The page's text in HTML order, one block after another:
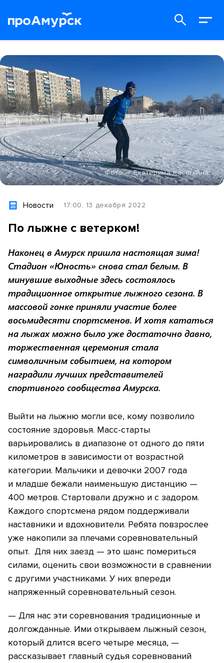
Фото — Екатерина Касаткина
Новости 17:00, 13 декабря 2022
По лыжне с ветерком!
Наконец в Амурск пришла настоящая зима!
Стадион «Юность» снова стал белым. В
минувшие выходные здесь состоялось
традиционное открытие лыжного сезона. В
массовой гонке приняли участие более
восьмидесяти спортсменов. И хотя кататься
на лыжах можно было уже достаточно давно,
торжественная церемония стала
символичным событием, на котором
наградили лучших представителей
спортивного сообщества Амурска.
Выйти на лыжню могли все, кому позволило
состояние здоровья. Масс-старты
варьировались в диапазоне от одного до пяти
километров в зависимости от возрастной
категории. Мальчики и девочки 2007 года
и младше бежали наименьшую дистанцию —
400 метров. Стартовали дружно и с задором.
Каждого спортсмена рядом поддерживали
наставники и вдохновители. Ребята повзрослее
уже накопили за плечами соревновательный
опыт. Для них заезд — это шанс помериться
силами, оценить свои возможности в сравнении
с другими участниками. У них впереди
напряженный соревновательный сезон.
— Для нас эти соревнования традиционные и
долгожданные. Ими открываем лыжный сезон,
который длится всего четыре месяца, —
рассказывает главный судья соревнований